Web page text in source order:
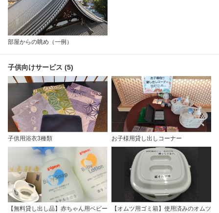
部屋からの眺め（一例）
子供向けサービス (5)
子供用浴衣3種類 お子様用貸し出しコーナー
【無料貸し出し品】赤ちゃん用ベビー
【オムツ用ゴミ箱】使用済みのオムツ